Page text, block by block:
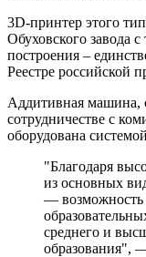
3D-принтер этого
Обуховского завода
построения –
Реестре российской
Аддитивная машина,
сотрудничестве с
оборудована
"Благодаря
из основных
— возможность
среднего и
образования",